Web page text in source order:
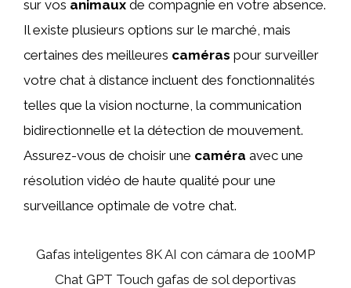
sur vos animaux de compagnie en votre absence.
Il existe plusieurs options sur le marché, mais
certaines des meilleures caméras pour surveiller
votre chat à distance incluent des fonctionnalités
telles que la vision nocturne, la communication
bidirectionnelle et la détection de mouvement.
Assurez-vous de choisir une caméra avec une
résolution vidéo de haute qualité pour une
surveillance optimale de votre chat.
Gafas inteligentes 8K AI con cámara de 100MP
Chat GPT Touch gafas de sol deportivas